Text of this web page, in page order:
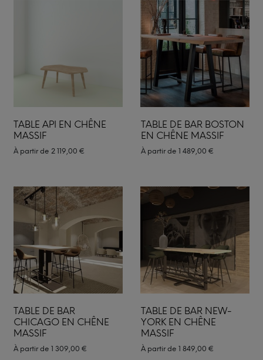
TABLE API EN CHÊNE
MASSIF
À partir de 2 119,00 €
TABLE DE BAR BOSTON
EN CHÊNE MASSIF
À partir de 1 489,00 €
TABLE DE BAR
CHICAGO EN CHÊNE
MASSIF
À partir de 1 309,00 €
TABLE DE BAR NEW-
YORK EN CHÊNE
MASSIF
À partir de 1 849,00 €